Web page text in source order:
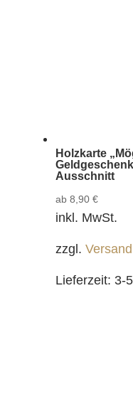
Holzkarte
Ausschnitt
ab 8,90 €
inkl. MwSt.
zzgl.
Lieferzeit: 3-